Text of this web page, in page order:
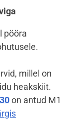
pööra
millel on
heakskiit.
on antud M1